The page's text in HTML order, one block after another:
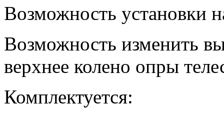
Возможность установки
Возможность изменить
верхнее колено опры
Комплектуется: